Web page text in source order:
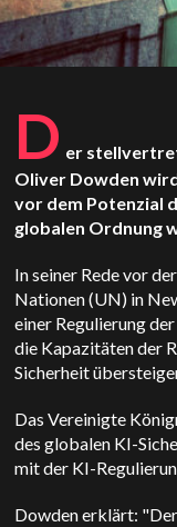
D er
Oliver Dowden
vor dem Potenzial
globalen Ordnung
In seiner Rede vor
Nationen (UN) in
einer Regulierung
die Kapazitäten der
Sicherheit
Das Vereinigte
des globalen KI-
mit der KI-
Dowden erklärt: